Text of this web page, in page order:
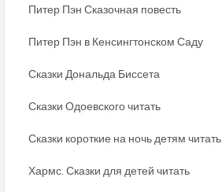
Питер Пэн Сказочная повесть
Питер Пэн в Кенсингтонском Саду
Сказки Дональда Биссета
Сказки Одоевского читать
Сказки короткие на ночь детям читать
Хармс. Сказки для детей читать